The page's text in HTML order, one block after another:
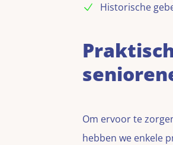
Historische
Om ervoor te
hebben we enkele